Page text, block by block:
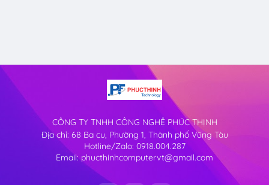
CÔNG TY TNHH CÔNG NGHỆ PHÚC THỊNH
Địa chỉ: 68 Ba cu, Phường 1, Thành phố Vũng Tàu
Hotline/Zalo: 0918.004.287
Email: phucthinhcomputervt@gmail.com